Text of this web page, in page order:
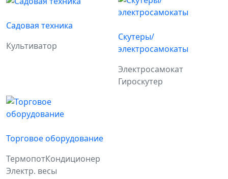
Садовая техника
Культиватор
Скутеры/
электросамокаты
Электросамокат
Гироскутер
Торговое оборудование
ТермопотКондиционер
Электр. весы